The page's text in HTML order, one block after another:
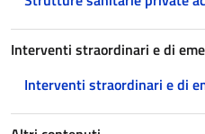
Interventi straordinari e di
Interventi straordinari e di